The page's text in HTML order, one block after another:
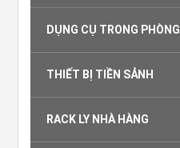
DỤNG CỤ TRONG PHÒNG
THIẾT BỊ TIỀN SẢNH
RACK LY NHÀ HÀNG